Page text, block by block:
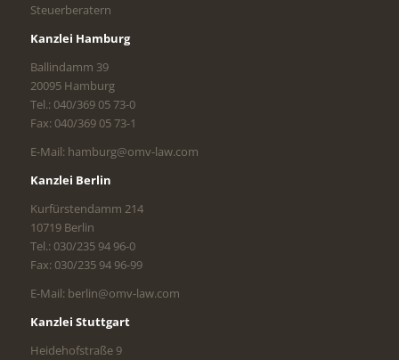
Steuerberatern
Kanzlei Hamburg
Ballindamm 39
20095 Hamburg
Tel.: 040/369 05 73-0
Fax: 040/369 05 73-1
E-Mail: hamburg@omv-law.com
Kanzlei Berlin
Kurfürstendamm 214
10719 Berlin
Tel.: 030/235 94 96-0
Fax: 030/235 94 96-99
E-Mail: berlin@omv-law.com
Kanzlei Stuttgart
Heidehofstraße 9